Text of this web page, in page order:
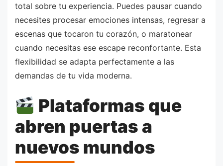
total sobre tu experiencia. Puedes pausar cuando
necesites procesar emociones intensas, regresar a
escenas que tocaron tu corazón, o maratonear
cuando necesitas ese escape reconfortante. Esta
flexibilidad se adapta perfectamente a las
demandas de tu vida moderna.
Plataformas que
abren puertas a
nuevos mundos